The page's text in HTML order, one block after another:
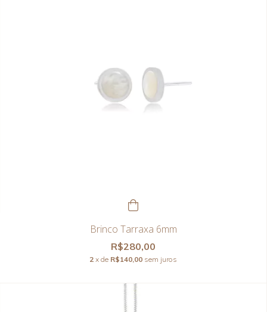
Brinco Tarraxa 6mm
R$280,00
2 x de R$140,00 sem juros